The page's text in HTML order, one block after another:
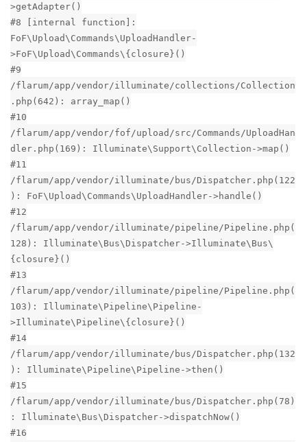
>getAdapter()
#8 [internal function]:
FoF\Upload\Commands\UploadHandler-
>FoF\Upload\Commands\{closure}()
#9
/flarum/app/vendor/illuminate/collections/Collection
.php(642): array_map()
#10
/flarum/app/vendor/fof/upload/src/Commands/UploadHan
dler.php(169): Illuminate\Support\Collection->map()
#11
/flarum/app/vendor/illuminate/bus/Dispatcher.php(122
): FoF\Upload\Commands\UploadHandler->handle()
#12
/flarum/app/vendor/illuminate/pipeline/Pipeline.php(
128): Illuminate\Bus\Dispatcher->Illuminate\Bus\
{closure}()
#13
/flarum/app/vendor/illuminate/pipeline/Pipeline.php(
103): Illuminate\Pipeline\Pipeline-
>Illuminate\Pipeline\{closure}()
#14
/flarum/app/vendor/illuminate/bus/Dispatcher.php(132
): Illuminate\Pipeline\Pipeline->then()
#15
/flarum/app/vendor/illuminate/bus/Dispatcher.php(78)
: Illuminate\Bus\Dispatcher->dispatchNow()
#16